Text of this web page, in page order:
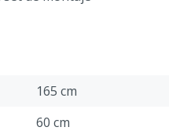
165 cm
60 cm